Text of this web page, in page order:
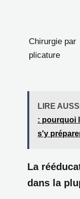
Chirurgie par
plicature
LIRE AUSSI
: pourquoi
s'y
La
dans la